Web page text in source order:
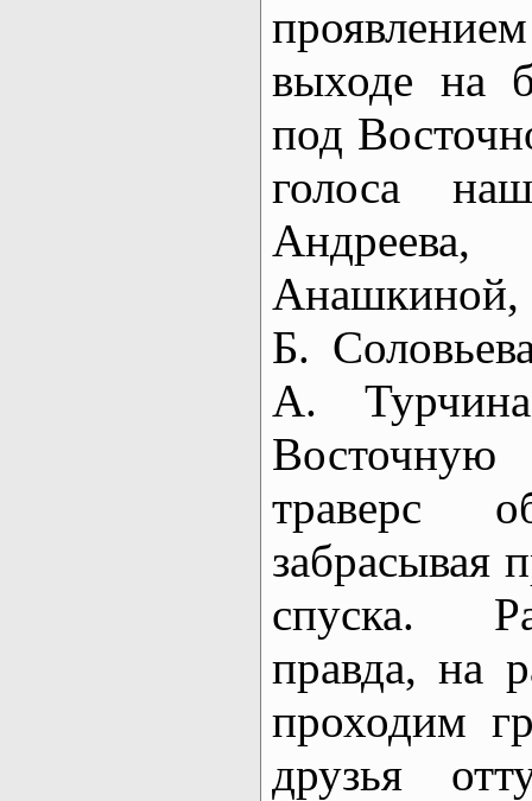
выходе на
под
голоса
Б.
А.
Восточную
траверс
забрасывая
спуска.
правда, на
проходим
друзья